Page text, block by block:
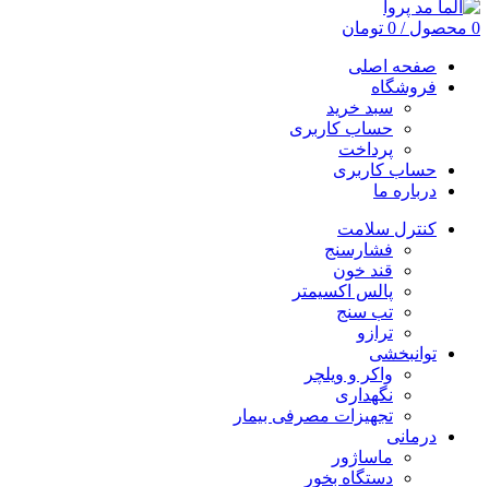
0 محصول /
0 تومان
صفحه اصلی
فروشگاه
سبد خرید
حساب کاربری
پرداخت
حساب کاربری
درباره ما
کنترل سلامت
فشارسنج
قند خون
پالس اکسیمتر
تب سنج
ترازو
توانبخشی
واکر و ویلچر
نگهداری
تجهیزات مصرفی بیمار
درمانی
ماساژور
دستگاه بخور